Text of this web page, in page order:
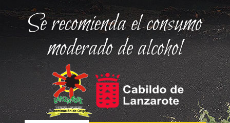
Se recomienda el consumo
moderado de alcohol